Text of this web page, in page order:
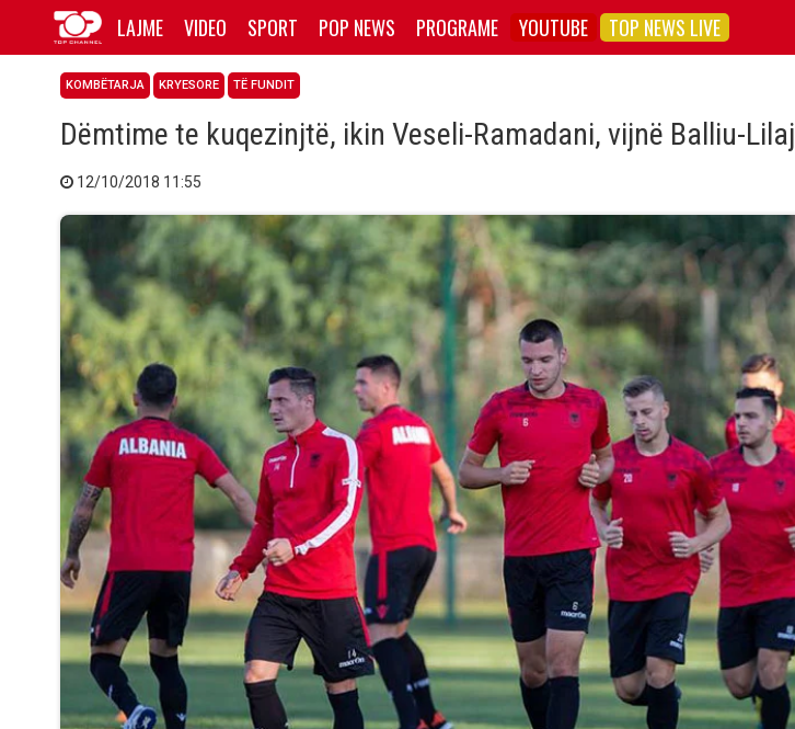
LAJME VIDEO SPORT POP NEWS PROGRAME YOUTUBE TOP NEWS LIVE
KOMBËTARJA KRYESORE TË FUNDIT
Dëmtime te kuqezinjtë, ikin Veseli-Ramadani, vijnë Balliu-Lilaj
12/10/2018 11:55